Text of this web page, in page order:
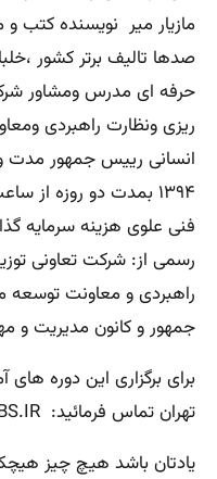
مازیار میر نویسنده کتب
صدها تالیف برتر کشور
حرفه ای مدرس ومشاور
ریزی ونظارت راهبردی
رسمی از: شرکت تعاونی
راهبردی و معاونت توسعه
جمهور و کانون مدیریت و
برای برگزاری این دوره
تهران تماس فرمائید: WWW.TBS.IR
یادتان باشد هیچ چیز